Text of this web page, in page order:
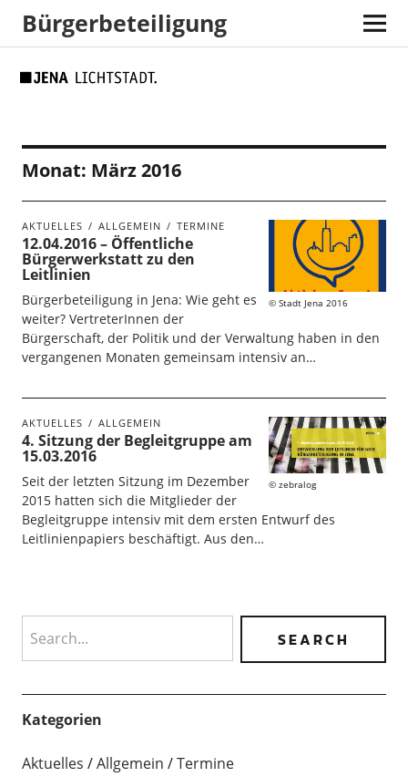
map
Bürgerbeteiligung
Monat: März 2016
Stadt Jena 2016
AKTUELLES ALLGEMEIN TERMINE
12.04.2016 – Öffentliche
Bürgerwerkstatt zu den
Leitlinien
Bürgerbeteiligung in Jena: Wie geht es
weiter? VertreterInnen der
Bürgerschaft, der Politik und der Verwaltung haben in den
vergangenen Monaten gemeinsam intensiv an…
zebralog
AKTUELLES ALLGEMEIN
4. Sitzung der Begleitgruppe am
15.03.2016
Seit der letzten Sitzung im Dezember
2015 hatten sich die Mitglieder der
Begleitgruppe intensiv mit dem ersten Entwurf des
Leitlinienpapiers beschäftigt. Aus den…
Kategorien
Aktuelles Allgemein Termine